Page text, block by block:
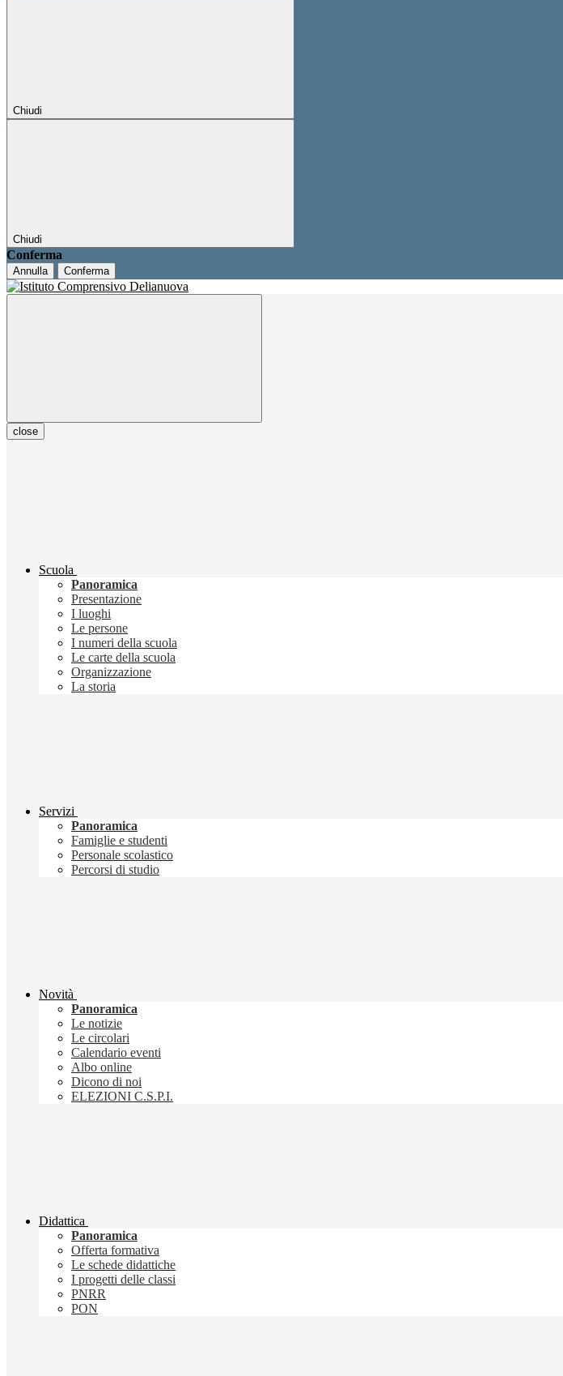
Chiudi
Chiudi
Conferma
Annulla Conferma
close
Scuola
Panoramica
Presentazione
I luoghi
Le persone
I numeri della scuola
Le carte della scuola
Organizzazione
La storia
Servizi
Panoramica
Famiglie e studenti
Personale scolastico
Percorsi di studio
Novità
Panoramica
Le notizie
Le circolari
Calendario eventi
Albo online
Dicono di noi
ELEZIONI C.S.P.I.
Didattica
Panoramica
Offerta formativa
Le schede didattiche
I progetti delle classi
PNRR
PON